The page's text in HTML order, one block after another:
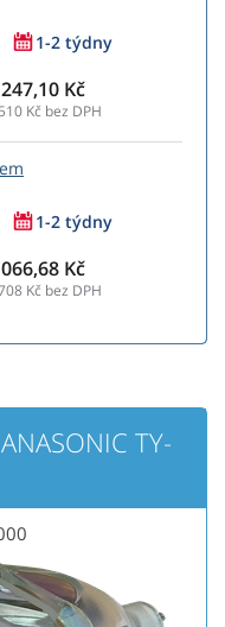
1-2 týdny
Kč
Kč bez DPH
1-2 týdny
Kč
Kč bez DPH
TY-